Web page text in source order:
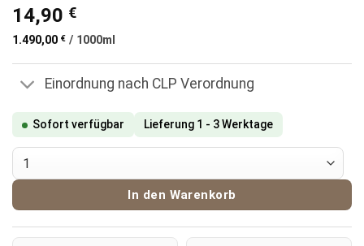
14,90 €
1.490,00 € / 1000ml
Einordnung nach CLP Verordnung
Sofort verfügbar Lieferung 1 - 3 Werktage
Must Have Aroma Hashtag # 10ml Menge
In den Warenkorb